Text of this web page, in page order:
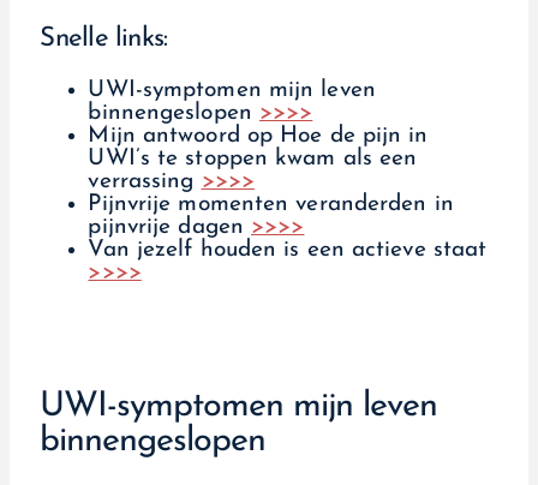
Snelle links:
UWI-symptomen mijn leven
binnengeslopen >>>>
Mijn antwoord op Hoe de pijn in
UWI’s te stoppen kwam als een
verrassing >>>>
Pijnvrije momenten veranderden in
pijnvrije dagen >>>>
Van jezelf houden is een actieve staat
>>>>
UWI-symptomen mijn leven
binnengeslopen